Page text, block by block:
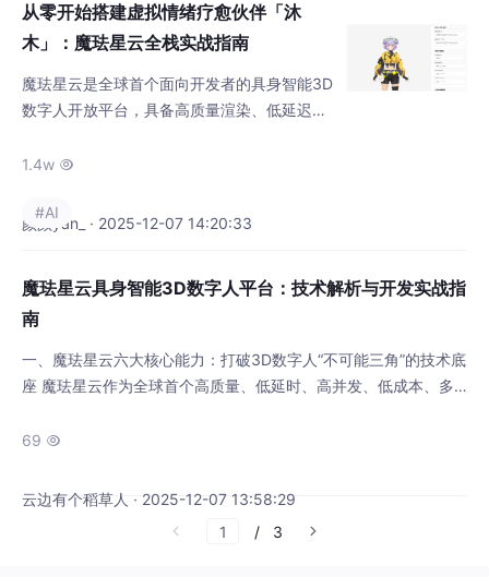
入、以及最终的部署上线全过程。 天气预报数
字人的完整代码已经开源至Gitee，欢迎大家下
载体验：https://
从零开始搭建虚拟情绪疗愈伙伴「沐
木」：魔珐星云全栈实战指南
魔珐星云是全球首个面向开发者的具身智能3D
数字人开放平台，具备高质量渲染、低延迟交
云端创建数字人、技术架构设计、SDK加载等
木"虚拟情绪疗愈伙伴为例，展示了如何利用V
术点。魔珐星云显著降低了数字人开发门槛
1.4w 
颜颜yan_ · 2025-12-07 14:20:33
#AI
魔珐星云具身智能3D数字人平台：技术解析与开发实战指
南
一、魔珐星云六大核心能力：打破3D数字人“不可能三角”的技术底
座 魔珐星云作为全球首个高质量、低延时、高并发、低成本、多
态 3D 大模型及云 - 端协同架构，彻底打破传统 3D 数字人技术在
用奠定底层基础。其六大核心能力构建了完整的技术护城河： 魔
69 
云边有个稻草人 · 2025-12-07 13:58:29
/
3